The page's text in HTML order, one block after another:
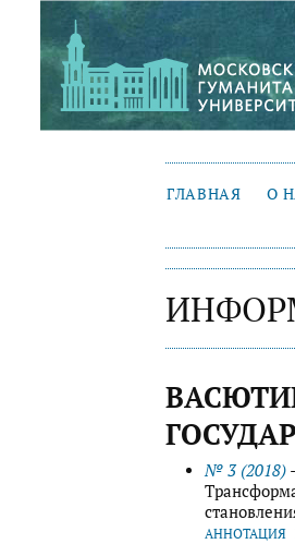
ГЛАВНАЯ О
№ 3 (2018)
АННОТАЦИЯ